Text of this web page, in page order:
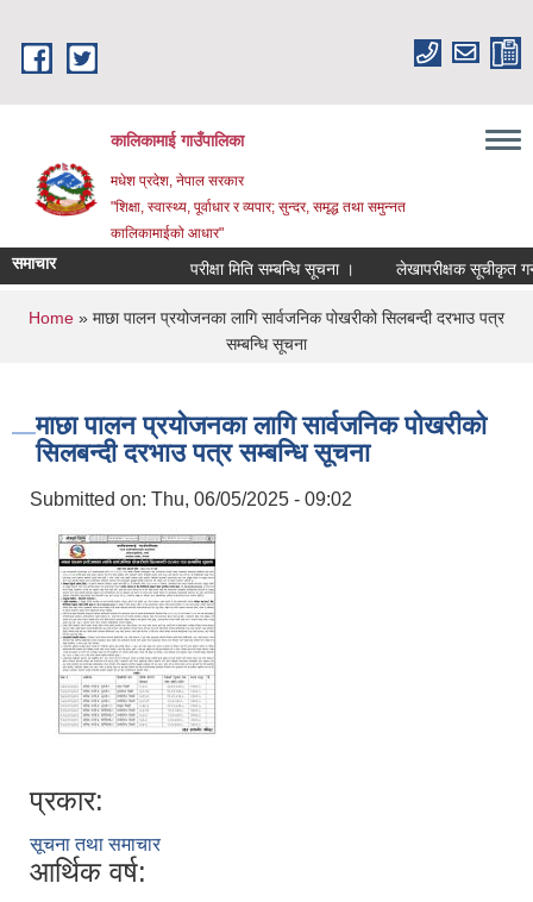
कालिकामाई गाउँपालिका
मधेश प्रदेश, नेपाल सरकार
"शिक्षा, स्वास्थ्य, पूर्वाधार र व्यपार; सुन्दर, समृद्ध तथा समुन्नत
कालिकामाईको आधार"
समाचार परीक्षा मिति सम्बन्धि सूचना । लेखापरीक्षक सूचीकृत गर्ने
You are here
Home » माछा पालन प्रयोजनका लागि सार्वजनिक पोखरीको सिलबन्दी दरभाउ पत्र
सम्बन्धि सूचना
माछा पालन प्रयोजनका लागि सार्वजनिक पोखरीको
सिलबन्दी दरभाउ पत्र सम्बन्धि सूचना
Submitted on: Thu, 06/05/2025 - 09:02
प्रकार:
सूचना तथा समाचार
आर्थिक वर्ष: